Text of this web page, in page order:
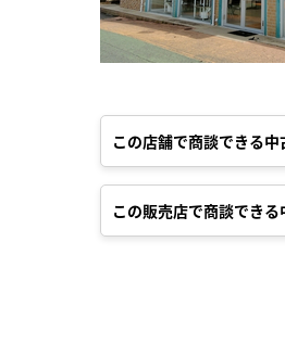
この店舗で商談できる中
この販売店で商談できる